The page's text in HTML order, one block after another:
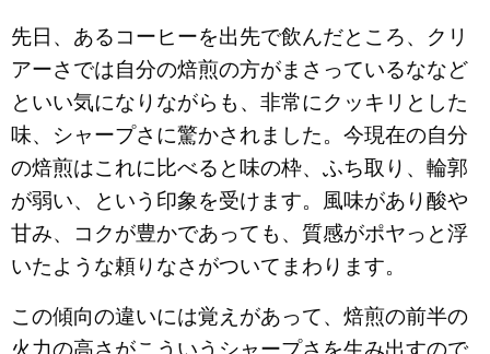
先日、あるコーヒーを出先で飲んだところ、クリ
アーさでは自分の焙煎の方がまさっているななど
といい気になりながらも、非常にクッキリとした
味、シャープさに驚かされました。今現在の自分
の焙煎はこれに比べると味の枠、ふち取り、輪郭
が弱い、という印象を受けます。風味があり酸や
甘み、コクが豊かであっても、質感がポヤっと浮
いたような頼りなさがついてまわります。
この傾向の違いには覚えがあって、焙煎の前半の
火力の高さがこういうシャープさを生み出すので